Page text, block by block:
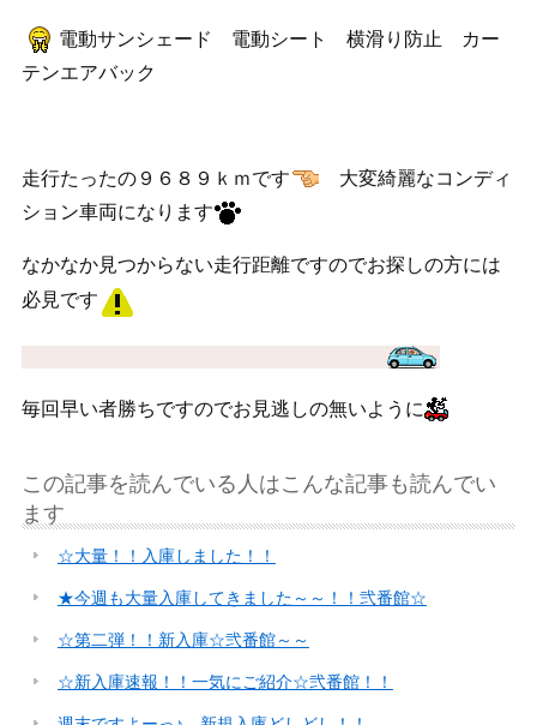
電動サンシェード 電動シート 横滑り防止 カー
テンエアバック
走行たったの９６８９ｋｍです
大変綺麗なコンディ
ション車両になります
なかなか見つからない走行距離ですのでお探しの方には
必見です
毎回早い者勝ちですのでお見逃しの無いように
この記事を読んでいる人はこんな記事も読んでい
ます
☆大量！！入庫しました！！
★今週も大量入庫してきました～～！！弐番館☆
☆第二弾！！新入庫☆弐番館～～
☆新入庫速報！！一気にご紹介☆弐番館！！